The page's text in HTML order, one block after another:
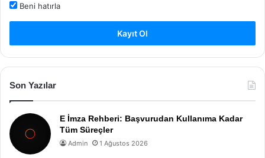
Beni hatırla
Kayıt Ol
Son Yazılar
E İmza Rehberi: Başvurudan Kullanıma Kadar
Tüm Süreçler
Admin 1 Ağustos 2026